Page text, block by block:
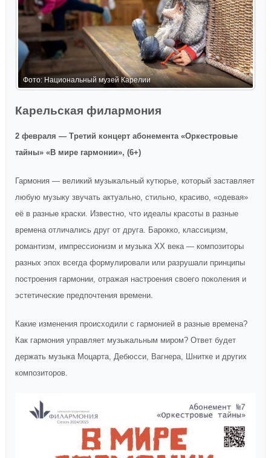
Фото: Национальный музей Карелии
Карельская филармония
2 февраля — Третий концерт абонемента «Оркестровые
тайны» «В мире гармонии», (6+)
Гармония — великий музыкальный кутюрье, который заставляет
любую музыку звучать актуально, стильно, красиво, «одевая»
её в разные краски. Известно, что идеалы красоты в разные
времена отличались друг от друга. Барокко, классицизм,
романтизм, импрессионизм и музыка ХХ века — композиторы
разных эпох всегда формулировали или разрушали принципы
построения гармонии, отражая настроения своего поколения и
эстетические предпочтения времени.
Какие изменения происходили с гармонией в разные времена?
Как гармония управляет музыкальным миром? Ответ будет
держать музыка Моцарта, Дебюсси, Вагнера, Шнитке и других
композиторов.